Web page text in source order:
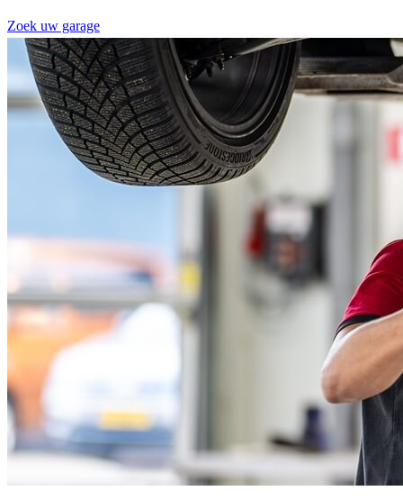
Zoek uw garage